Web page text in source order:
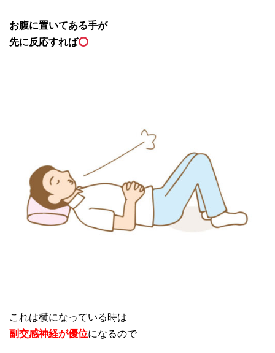
お腹に置いてある手が
先に反応すれば
これは横になっている時は
副交感神経が優位になるので